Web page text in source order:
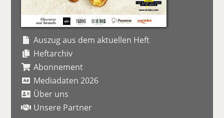
Auszug aus dem aktuellen Heft
Heftarchiv
Abonnement
Mediadaten 2026
Über uns
Unsere Partner